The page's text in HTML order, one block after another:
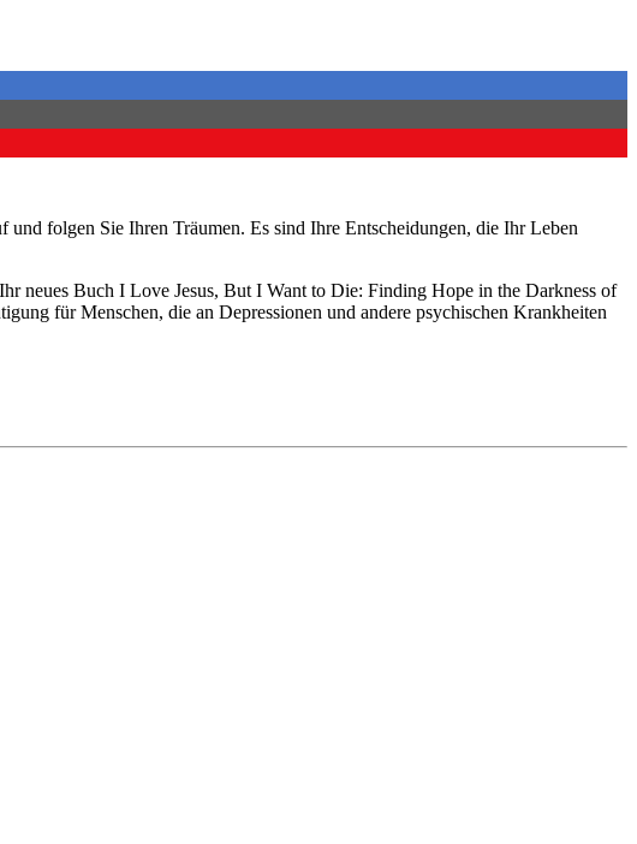
folgen Sie Ihren Träumen. Es sind Ihre Entscheidungen, die Ihr Leben
neues Buch I Love Jesus, But I Want to Die: Finding Hope in the Darkness of
für Menschen, die an Depressionen und andere psychischen Krankheiten